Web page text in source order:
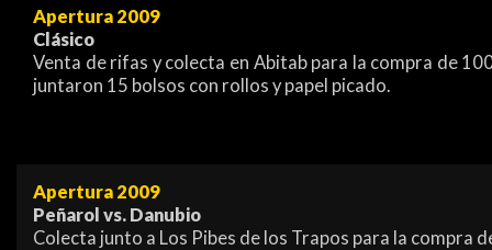
Apertura 2009
Clásico
Venta de rifas y colecta en Abitab para la compra de
juntaron 15 bolsos con rollos y papel picado.
Apertura 2009
Peñarol vs. Danubio
Colecta junto a Los Pibes de los Trapos para la compra